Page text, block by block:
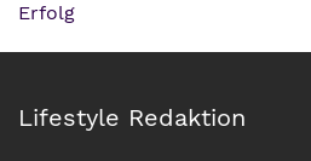
Erfolg
Lifestyle Redaktion